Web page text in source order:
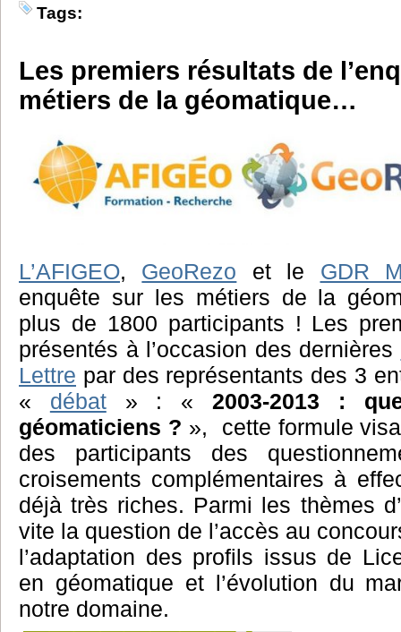
Tags:
Les premiers résultats de
métiers de la géomatique…
L’AFIGEO, GeoRezo et le GDR
enquête sur les métiers de la
plus de 1800 participants ! Les
présentés à l’occasion des dernières
Lettre par des représentants des 3
« débat» : «2003-2013 :
géomaticiens ? », cette formule
des participants des
croisements complémentaires à
déjà très riches. Parmi les thèmes
vite la question de l’accès au
l’adaptation des profils issus de
en géomatique et l’évolution du
notre domaine.